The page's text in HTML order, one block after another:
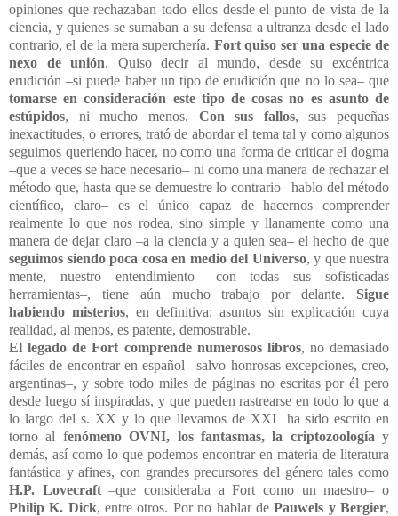
opiniones que rechazaban todo ellos desde el punto de vista de la
ciencia, y quienes se sumaban a su defensa a ultranza desde el lado
contrario, el de la mera superchería. Fort quiso ser una especie de
nexo de unión. Quiso decir al mundo, desde su excéntrica
erudición –si puede haber un tipo de erudición que no lo sea– que
tomarse en consideración este tipo de cosas no es asunto de
estúpidos, ni mucho menos. Con sus fallos, sus pequeñas
inexactitudes, o errores, trató de abordar el tema tal y como algunos
seguimos queriendo hacer, no como una forma de criticar el dogma
–que a veces se hace necesario– ni como una manera de rechazar el
método que, hasta que se demuestre lo contrario –hablo del método
científico, claro– es el único capaz de hacernos comprender
realmente lo que nos rodea, sino simple y llanamente como una
manera de dejar claro –a la ciencia y a quien sea– el hecho de que
seguimos siendo poca cosa en medio del Universo, y que nuestra
mente, nuestro entendimiento –con todas sus sofisticadas
herramientas–, tiene aún mucho trabajo por delante. Sigue
habiendo misterios, en definitiva; asuntos sin explicación cuya
realidad, al menos, es patente, demostrable.
El legado de Fort comprende numerosos libros, no demasiado
fáciles de encontrar en español –salvo honrosas excepciones, creo,
argentinas–, y sobre todo miles de páginas no escritas por él pero
desde luego sí inspiradas, y que pueden rastrearse en todo lo que a
lo largo del s. XX y lo que llevamos de XXI ha sido escrito en
torno al fenómeno OVNI, los fantasmas, la criptozoología y
demás, así como lo que podemos encontrar en materia de literatura
fantástica y afines, con grandes precursores del género tales como
H.P. Lovecraft–que consideraba a Fort como un maestro– o
Philip K. Dick, entre otros. Por no hablar dePauwels y Bergier,